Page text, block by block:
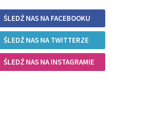
ŚLEDŹ NAS NA FACEBOOKU
ŚLEDŹ NAS NA TWITTERZE
ŚLEDŹ NAS NA INSTAGRAMIE